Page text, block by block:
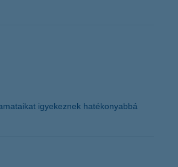
igyekeznek hatékonyabbá